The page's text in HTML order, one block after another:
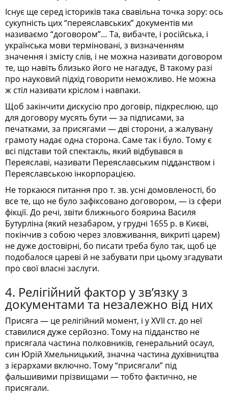
Існує ще серед істориків така свавільна точка зору: ось
сукупність цих “переяславських” документів ми
називаємо “договором”… Та, вибачте, і російська, і
українська мови терміновані, з визначенням
значення і змісту слів, і не можна називати договором
те, що навіть близько його не нагадує, В такому разі
про науковий підхід говорити неможливо. Не можна
ж стіл називати кріслом і навпаки.
Щоб закінчити дискусію про договір, підкреслюю, що
для договору мусять бути — за підписами, за
печатками, за присягами — дві сторони, а жалувану
грамоту надає одна сторона. Саме так і було. Тому є
всі підстави той спектакль, який відбувався в
Переяславі, називати Переяславським підданством і
Переяславською інкорпорацією.
Не торкаюся питання про т. зв. усні домовленості, бо
все те, що не було зафіксовано договором, — із сфери
фікції. До речі, звіти ближнього боярина Василя
Бутурліна (який незабаром, у грудні 1655 р. в Києві,
покінчив з собою через зловживання, викриті царем)
не дуже достовірні, бо писати треба було так, щоб це
подобалося цареві й не забувати при цьому згадувати
про свої власні заслуги.
4. Релігійний фактор у зв’язку з
документами та незалежно від них
Присяга — це релігійний момент, і у ХVII ст. до неї
ставилися дуже серйозно. Тому на підданство не
присягала частина полковників, генеральний осаул,
син Юрій Хмельницький, значна частина духівництва
з ієрархами включно. Тому “присягали” під
фальшивими прізвищами — тобто фактично, не
присягали.